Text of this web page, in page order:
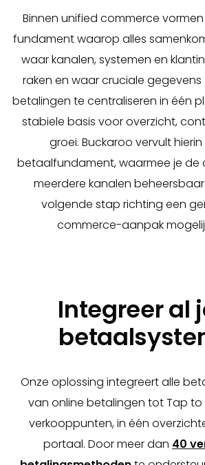
Binnen unified commerce
fundament waarop alles
waar kanalen, systemen en
raken en waar cruciale
betalingen te centraliseren in één
stabiele basis voor overzicht,
groei. Buckaroo vervult
betaalfundament, waarmee je de
meerdere kanalen
volgende stap richting een
commerce-aanpak
Integreer al
Onze oplossing integreert alle
van online betalingen tot Tap to
verkooppunten, in één
portaal. Door meer dan 40